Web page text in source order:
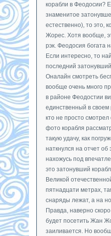
корабли в Феодосии?
знаменитое
естественно), то это,
Жорес. Хотя вообще,
рэк. Феодосия богата
Если интересно, то
последний
Оналайн смотреть
вообще очень много
в районе Феодостии
единственный в своем
кто не просто
фото корабля
такую удачу, как
наткнулся на отчет об
нахожусь под
это затонувший
Великой
пятнадцати метрах,
снаряды лежат, а на
Правда, наверно
будет посетить Жан
заиливается. Но